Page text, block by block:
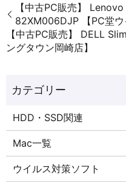
【中古PC販売】
82XM006DJP 【PC堂ウ
【中古PC販売】 DELL
ングタウン岡崎店】
HDD・SSD関連
Mac一覧
ウイルス対策ソフト